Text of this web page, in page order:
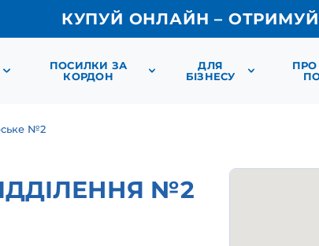
КУПУЙ ОНЛАЙН –
ПОСИЛКИ ЗА
КОРДОН
ДЛЯ
БІЗНЕСУ
ПРО
№2
№2